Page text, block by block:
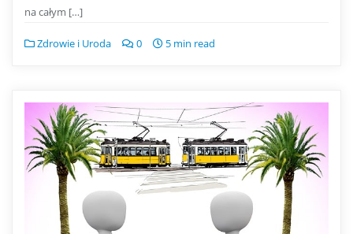
na całym […]
Zdrowie i Uroda 0 5 min read